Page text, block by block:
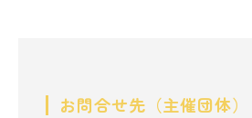
お問合せ先（主催団体）